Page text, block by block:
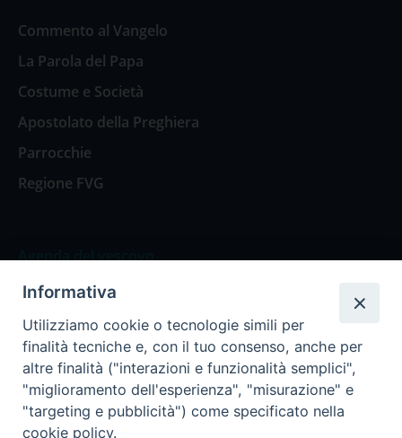
Commento al Vangelo
La Parola del Papa
Costume e Società
Apostolato della Preghiera
Parrocchie
Regione FVG
Agenda del vescovo
Agenda del vescovo
Privacy Policy Trasparenza
Informativa
Utilizziamo cookie o tecnologie simili per
finalità tecniche e, con il tuo consenso, anche per
altre finalità ("interazioni e funzionalità semplici",
"miglioramento dell'esperienza", "misurazione" e
"targeting e pubblicità") come specificato nella
cookie policy.